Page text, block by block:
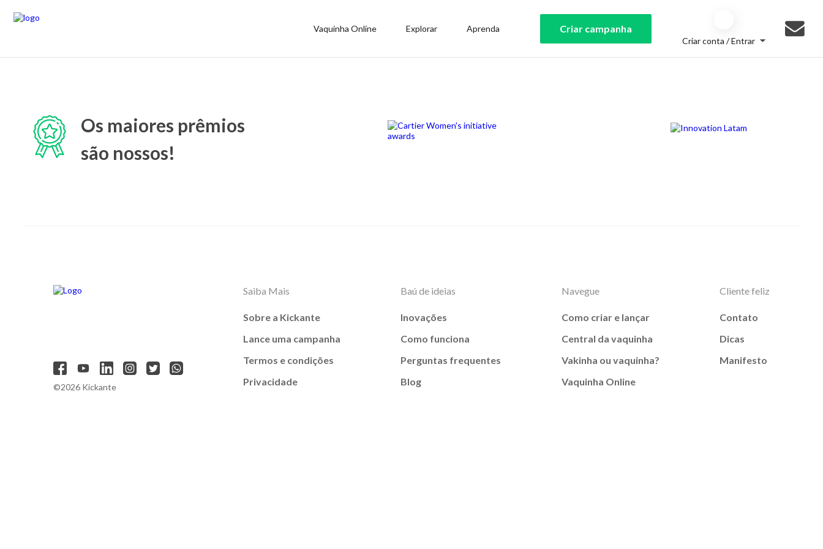
Vaquinha Online Explorar Aprenda Criar campanha
Criar conta / Entrar
Os maiores prêmios
são nossos!
©2026 Kickante
Saiba Mais
Sobre a Kickante
Lance uma campanha
Termos e condições
Privacidade
Baú de ideias
Inovações
Como funciona
Perguntas frequentes
Blog
Navegue
Como criar e lançar
Central da vaquinha
Vakinha ou vaquinha?
Vaquinha Online
Cliente feliz
Contato
Dicas
Manifesto